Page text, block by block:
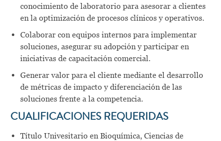
conocimiento de laboratorio para asesorar a clientes
en la optimización de procesos clínicos y operativos.
Colaborar con equipos internos para implementar
soluciones, asegurar su adopción y participar en
iniciativas de capacitación comercial.
Generar valor para el cliente mediante el desarrollo
de métricas de impacto y diferenciación de las
soluciones frente a la competencia.
CUALIFICACIONES REQUERIDAS
Título Univesitario en Bioquímica, Ciencias de